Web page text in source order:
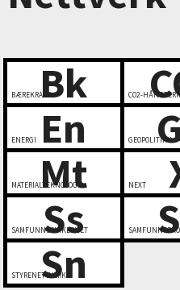
Bk
BÆREKRAFT CO2-
En
ENERGI GEOPOLITIKK
Mt
MATERIALTEKNOLOGI NEXT
Ss
SAMFUNNSSIKKERHET
Sn
STYRENETTVERK